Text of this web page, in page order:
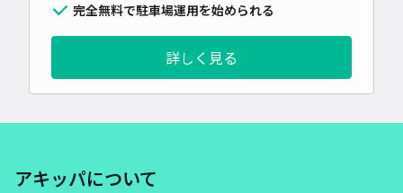
完全無料で駐車場運用を始められる
詳しく見る
アキッパについて